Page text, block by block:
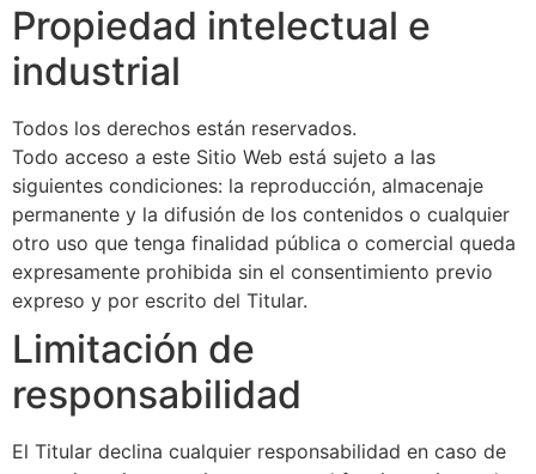
Propiedad intelectual e
industrial
Todos los derechos están reservados.
Todo acceso a este Sitio Web está sujeto a las
siguientes condiciones: la reproducción, almacenaje
permanente y la difusión de los contenidos o cualquier
otro uso que tenga finalidad pública o comercial queda
expresamente prohibida sin el consentimiento previo
expreso y por escrito del Titular.
Limitación de
responsabilidad
El Titular declina cualquier responsabilidad en caso de